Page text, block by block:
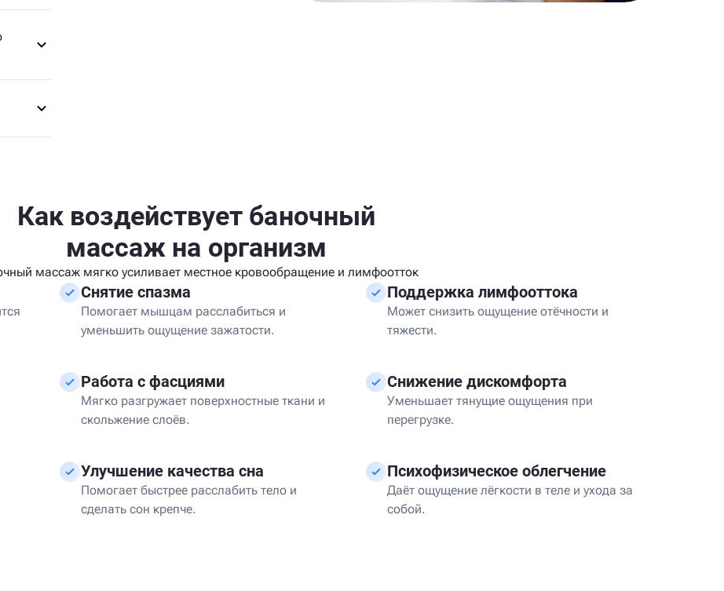
Как воздействует баночный
массаж на организм
массаж мягко усиливает местное кровообращение и лимфоотток
Снятие спазма
Помогает мышцам расслабиться и
уменьшить ощущение зажатости.
Поддержка лимфооттока
Может снизить ощущение отёчности и
тяжести.
Работа с фасциями
Мягко разгружает поверхностные ткани и
скольжение слоёв.
Снижение дискомфорта
Уменьшает тянущие ощущения при
перегрузке.
Улучшение качества сна
Помогает быстрее расслабить тело и
сделать сон крепче.
Психофизическое облегчение
Даёт ощущение лёгкости в теле и ухода за
собой.